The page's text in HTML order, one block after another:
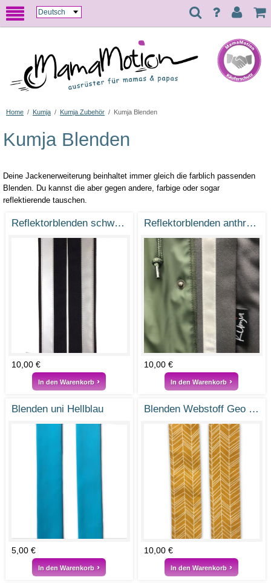
Home / Kumja / Kumja Zubehör / Kumja Blenden
Kumja Blenden
Deine Jackenerweiterung beinhaltet immer gleich die farblich passenden
Blenden. Du kannst die aber gegen andere, farbige oder sogar
reflektierende tauschen.
Reflektorblenden schwarz
10,00 €
In den Warenkorb
Reflektorblenden anthrazit
10,00 €
In den Warenkorb
Blenden uni Hellblau
5,00 €
In den Warenkorb
Blenden Webstoff Geo Pfeile Honig
10,00 €
In den Warenkorb